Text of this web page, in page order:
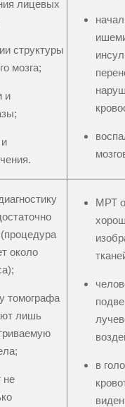
лицевых
структуры
мозга;
и
около
томографа
лишь
не
МРТ
в